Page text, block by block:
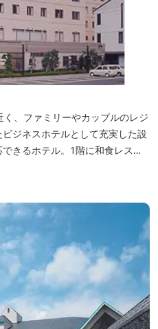
、ファミリーやカップルのレジ
ジネスホテルとして充実した設
きるホテル。1階に和食レスト